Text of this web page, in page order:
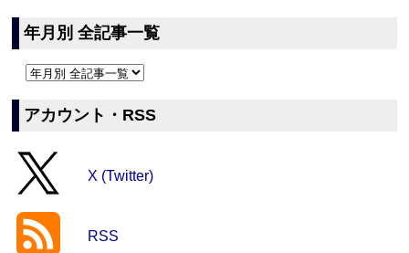
年月別 全記事一覧
アカウント・RSS
X (Twitter)
RSS